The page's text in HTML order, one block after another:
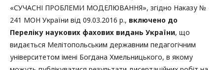
«СУЧАСНІ ПРОБЛЕМИ МОДЕЛЮВАННЯ», згідно Наказу №
241 МОН України від 09.03.2016 р., включено до
Переліку наукових фахових видань України, що
видається Мелітопольським державним педагогічним
університетом імені Богдана Хмельницького, в якому